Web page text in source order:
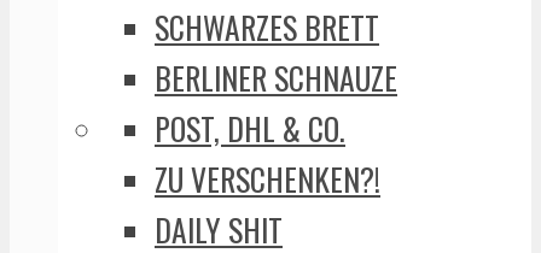
SCHWARZES BRETT
BERLINER SCHNAUZE
POST, DHL & CO.
ZU VERSCHENKEN?!
DAILY SHIT